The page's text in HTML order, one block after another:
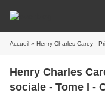
Accueil » Henry Charles Carey -
Henry Charles
sociale - Tome I -